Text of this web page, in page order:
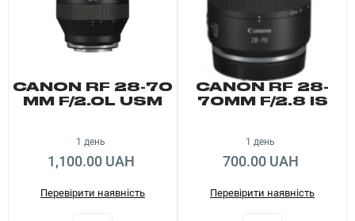
CANON RF 28-70
MM F/2.0L USM
1 день
1,100.00 UAH
Перевірити наявність
CANON RF 28-
70MM F/2.8 IS
1 день
700.00 UAH
Перевірити наявність